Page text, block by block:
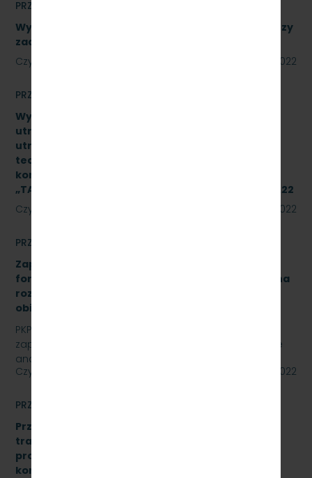
PRZETARGI
Wykonanie naprawy podzespołów, obejmujące trzy
zadania. Numer referencyjny: SKMMU.086.39.22
Czytaj dalej
18 lipca 2022
PRZETARGI
Wykonanie naprawy czwartego poziomu
utrzymania (P4) wg dokumentacji systemu
utrzymania typu pojazdu oraz dokumentacji
techniczno–ruchowej producenta podzespołu 2
kompletów układów hamulcowych produkcji IPS
„TABOR” w Poznaniu. Znak sprawy: SKMMU.086.29.22
Czytaj dalej
15 lipca 2022
PRZETARGI
Zapytanie ofertowe na opracowanie analizy
formalno-prawnej wraz z koncepcją techniczną na
rozbudowę i modernizację kanalizacji sanitarnej
obiektu A-13 na stacji Gdynia Cisowa Postojowa.
PKP Szybka Kolej Miejska w Trójmieście Sp. z o.o.
zaprasza do złożenia oferty cenowej na opracowanie
analizy formalno-prawnej wraz z koncepcją…
Czytaj dalej
15 lipca 2022
PRZETARGI
Przetarg nieograniczony: „Modernizacja sieci
trakcyjnej – sporządzenie dokumentacji
projektowej oraz przebudowa istniejących
konstrukcji wsporczych, znak: SKMMU.086.30.22.